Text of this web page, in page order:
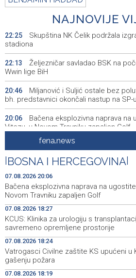
NAJNOVIJE
22:25
Skupština NK Čelik podržala
stadiona
22:13
Željezničar savladao BSK na
Wwin lige BiH
20:46
Miljanović i Suljić ostale bez
bh. predstavnici okončali nastup na SP-u
20:06
Bačena eksplozivna naprava na
Vitezu, u Novom Travniku zapaljen Golf
Galerija ULUPUBiH otvara novu
predstavlja novi izlagački program
19:44 Faris Dževahirić novi nogometaš
19:21 Announcement of events for
19:10
Rudari Milanovića ubijedili da
ponovo vratio u jamu 'Raspotočje'
19:03
Sarajevo Film Festival presents
Kinoscope Surreal programs
19:00 Najave događaja za 8. 8. 2026.
fena.news
BOSNA I HERCEGOVINA
07.08.2026 20:06
Bačena eksplozivna naprava na
Novom Travniku zapaljen Golf
07.08.2026 18:27
KCUS: Klinika za urologiju s
savremeno opremljene prostorije
07.08.2026 18:24
Vatrogasci Civilne zaštite KS upućeni u
gašenju požara
07.08.2026 18:19